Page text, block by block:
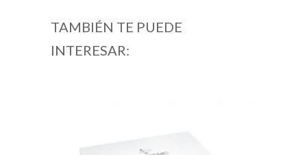
TAMBIÉN TE PUEDE
INTERESAR: